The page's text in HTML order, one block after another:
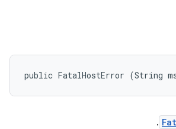
public FatalHostError (String
.